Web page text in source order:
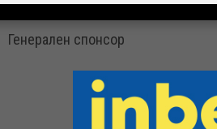
Генерален спонсор